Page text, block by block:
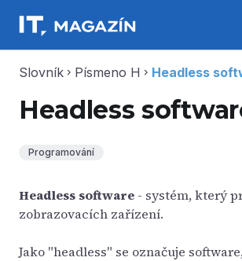
Slovník chevron_right Písmeno H chevron_right Headless
Headless
Programování
Headless software - systém, který
zobrazovacích zařízení.
Jako "headless" se označuje